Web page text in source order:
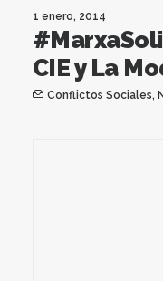
1 enero, 2014
CIE y La
Conflictos Sociales,